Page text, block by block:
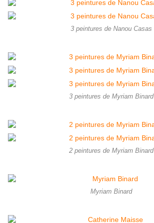
3 peintures de Nanou Casas
3 peintures de Myriam Binard
2 peintures de Myriam Binard
Myriam Binard